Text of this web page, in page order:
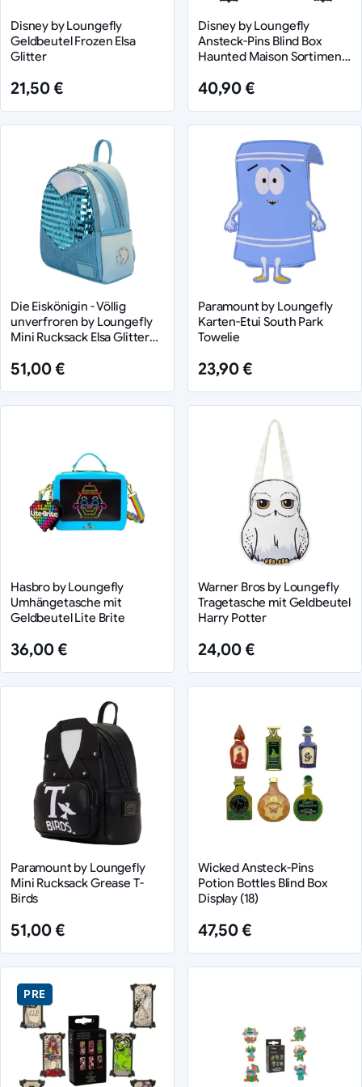
Disney by Loungefly
Geldbeutel Frozen Elsa
Glitter
21,50 €
Disney by Loungefly
Ansteck-Pins Blind Box
Haunted Maison Sortiment
40,90 €
Die Eiskönigin - Völlig
unverfroren by Loungefly
Mini Rucksack Elsa Glitter
51,00 €
Paramount by Loungefly
Karten-Etui South Park
Towelie
23,90 €
Hasbro by Loungefly
Umhängetasche mit
Geldbeutel Lite Brite
36,00 €
Warner Bros by Loungefly
Tragetasche mit Geldbeutel
Harry Potter
24,00 €
Paramount by Loungefly
Mini Rucksack Grease T-
Birds
51,00 €
Wicked Ansteck-Pins
Potion Bottles Blind Box
Display (18)
47,50 €
PRE